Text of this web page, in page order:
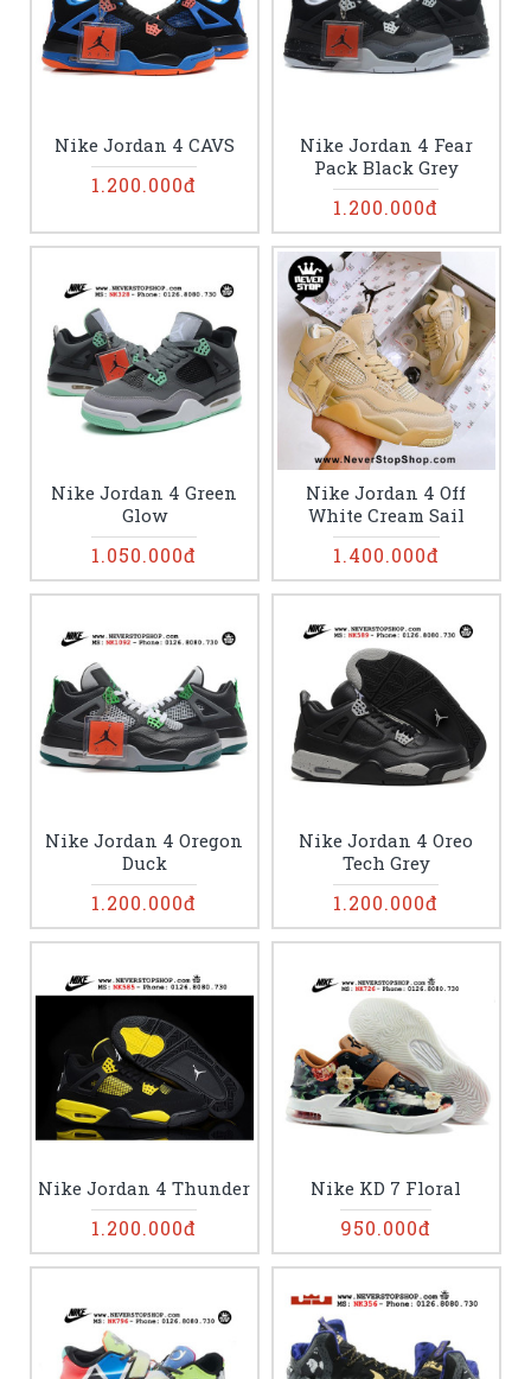
Nike Jordan 4 CAVS
1.200.000đ
Nike Jordan 4 Fear
Pack Black Grey
1.200.000đ
Nike Jordan 4 Green
Glow
1.050.000đ
Nike Jordan 4 Off
White Cream Sail
1.400.000đ
Nike Jordan 4 Oregon
Duck
1.200.000đ
Nike Jordan 4 Oreo
Tech Grey
1.200.000đ
Nike Jordan 4 Thunder
1.200.000đ
Nike KD 7 Floral
950.000đ